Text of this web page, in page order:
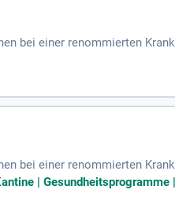
bei einer renommierten
bei einer renommierten
| Gesundheitsprogramme